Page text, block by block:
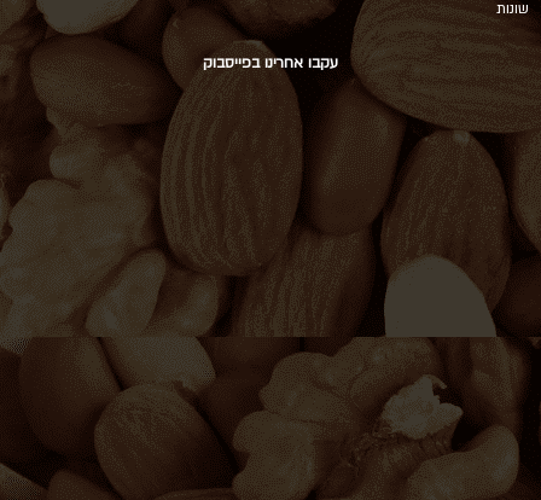
שונות
עקבו אחרינו בפייסבוק